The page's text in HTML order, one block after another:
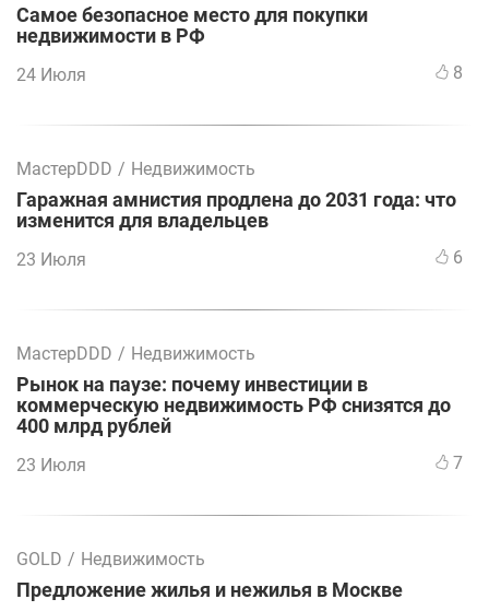
Самое безопасное место для покупки
недвижимости в РФ
24 Июля 8
МастерDDD / Недвижимость
Гаражная амнистия продлена до 2031 года: что
изменится для владельцев
23 Июля 6
МастерDDD / Недвижимость
Рынок на паузе: почему инвестиции в
коммерческую недвижимость РФ снизятся до
400 млрд рублей
23 Июля 7
GOLD / Недвижимость
Предложение жилья и нежилья в Москве